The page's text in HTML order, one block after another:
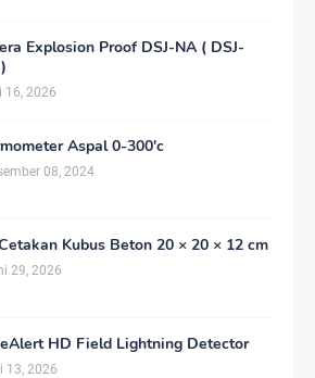
Explosion Proof DSJ-NA ( DSJ-
16, 2026
Aspal 0-300'c
08, 2024
Kubus Beton 20 × 20 × 12 cm
29, 2026
HD Field Lightning Detector
13, 2026